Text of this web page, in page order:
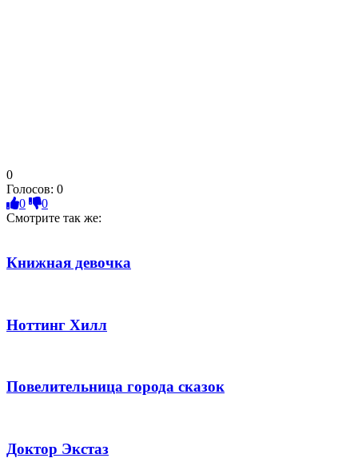
0
Голосов: 0
0
0
Смотрите так же:
Книжная девочка
Ноттинг Хилл
Повелительница города сказок
Доктор Экстаз